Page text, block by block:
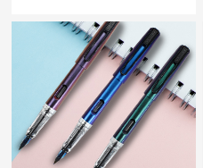
てくれる